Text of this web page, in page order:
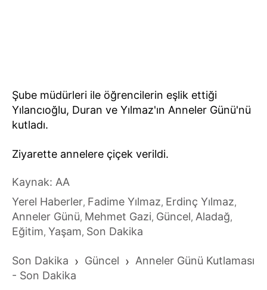
Şube müdürleri ile öğrencilerin eşlik ettiği
Yılancıoğlu, Duran ve Yılmaz'ın Anneler Günü'nü
kutladı.
Ziyarette annelere çiçek verildi.
Kaynak: AA
Yerel Haberler, Fadime Yılmaz, Erdinç Yılmaz,
Anneler Günü, Mehmet Gazi, Güncel, Aladağ,
Eğitim, Yaşam, Son Dakika
Son Dakika › Güncel › Anneler Günü Kutlaması
- Son Dakika